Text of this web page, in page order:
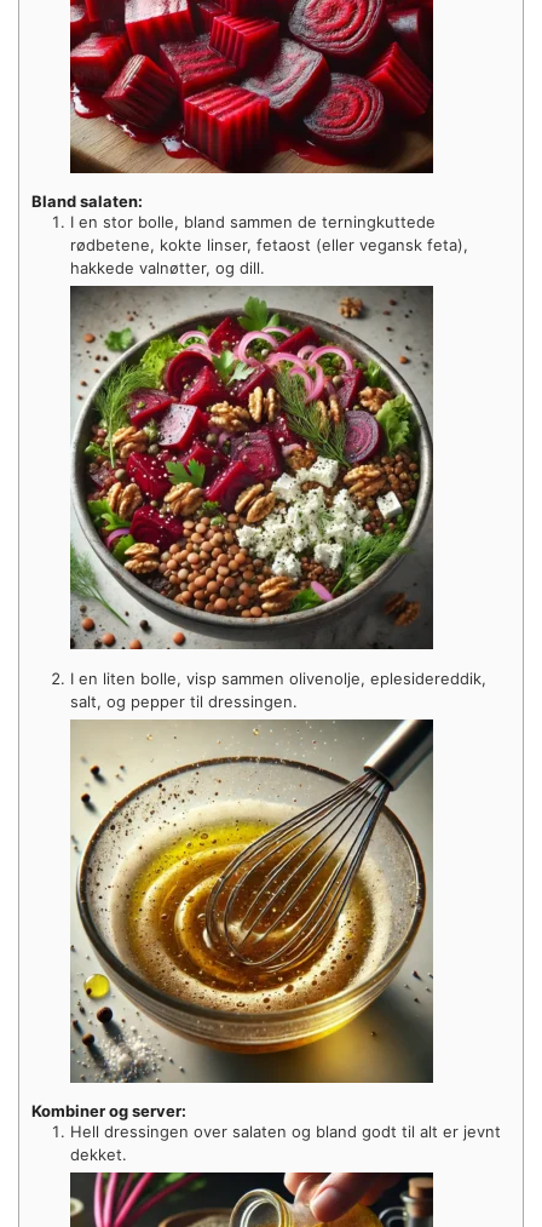
Bland salaten:
I en stor bolle, bland sammen de terningkuttede
rødbetene, kokte linser, fetaost (eller vegansk feta),
hakkede valnøtter, og dill.
I en liten bolle, visp sammen olivenolje, eplesidereddik,
salt, og pepper til dressingen.
Kombiner og server:
Hell dressingen over salaten og bland godt til alt er jevnt
dekket.